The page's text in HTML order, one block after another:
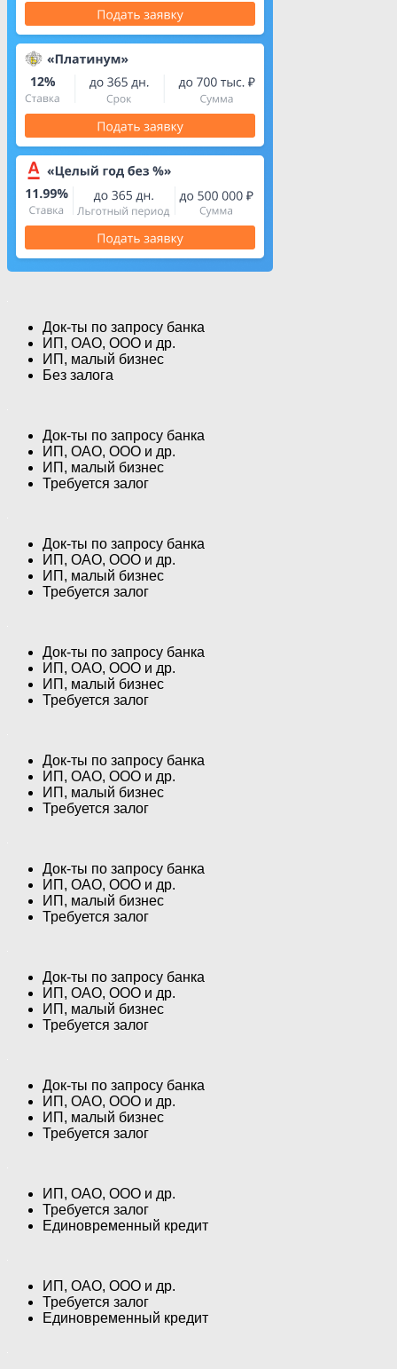
Док-ты по запросу банка
ИП, ОАО, ООО и др.
ИП, малый бизнес
Без залога
Док-ты по запросу банка
ИП, ОАО, ООО и др.
ИП, малый бизнес
Требуется залог
Док-ты по запросу банка
ИП, ОАО, ООО и др.
ИП, малый бизнес
Требуется залог
Док-ты по запросу банка
ИП, ОАО, ООО и др.
ИП, малый бизнес
Требуется залог
Док-ты по запросу банка
ИП, ОАО, ООО и др.
ИП, малый бизнес
Требуется залог
Док-ты по запросу банка
ИП, ОАО, ООО и др.
ИП, малый бизнес
Требуется залог
Док-ты по запросу банка
ИП, ОАО, ООО и др.
ИП, малый бизнес
Требуется залог
Док-ты по запросу банка
ИП, ОАО, ООО и др.
ИП, малый бизнес
Требуется залог
ИП, ОАО, ООО и др.
Требуется залог
Единовременный кредит
ИП, ОАО, ООО и др.
Требуется залог
Единовременный кредит